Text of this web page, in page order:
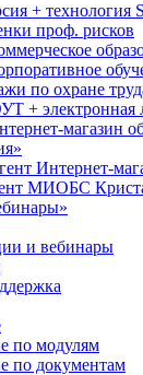
+ технология
проф. рисков
по охране
+ электронная
магазин
Интернет-
МИОБС
и вебинары
по модулям
по документам